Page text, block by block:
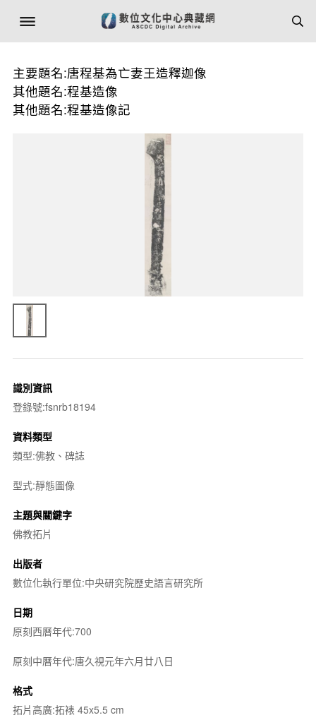
主要題名:唐程基為亡妻王造釋迦像
其他題名:程基造像
其他題名:程基造像記
識別資訊
登錄號:fsnrb18194
資料類型
類型:佛教、碑誌
型式:靜態圖像
主題與關鍵字
佛教拓片
出版者
數位化執行單位:中央研究院歷史語言研究所
日期
原刻西曆年代:700
原刻中曆年代:唐久視元年六月廿八日
格式
拓片高廣:拓裱 45x5.5 cm